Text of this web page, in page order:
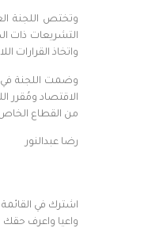
وتختص اللجنة
التشريعات ذات
واتخاذ القرارات
وضمت اللجنة في
الاقتصاد ومُقرر
من القطاع
رضا عبدالنور
اشترك في
واعيا واعرف حقك